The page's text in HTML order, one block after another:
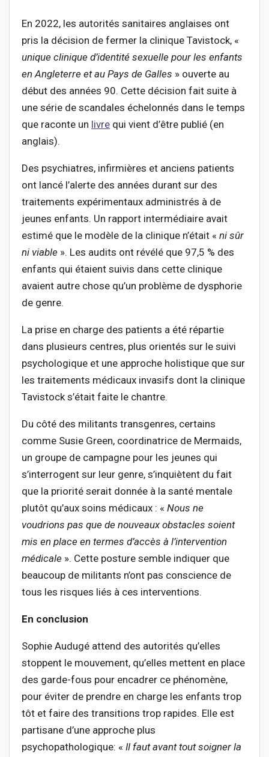
En 2022, les autorités sanitaires anglaises ont
pris la décision de fermer la clinique Tavistock, «
unique clinique d’identité sexuelle pour les enfants
en Angleterre et au Pays de Galles » ouverte au
début des années 90. Cette décision fait suite à
une série de scandales échelonnés dans le temps
que raconte un livre qui vient d’être publié (en
anglais).
Des psychiatres, infirmières et anciens patients
ont lancé l’alerte des années durant sur des
traitements expérimentaux administrés à de
jeunes enfants. Un rapport intermédiaire avait
estimé que le modèle de la clinique n’était « ni sûr
ni viable ». Les audits ont révélé que 97,5 % des
enfants qui étaient suivis dans cette clinique
avaient autre chose qu’un problème de dysphorie
de genre.
La prise en charge des patients a été répartie
dans plusieurs centres, plus orientés sur le suivi
psychologique et une approche holistique que sur
les traitements médicaux invasifs dont la clinique
Tavistock s’était faite le chantre.
Du côté des militants transgenres, certains
comme Susie Green, coordinatrice de Mermaids,
un groupe de campagne pour les jeunes qui
s’interrogent sur leur genre, s’inquiètent du fait
que la priorité serait donnée à la santé mentale
plutôt qu’aux soins médicaux : « Nous ne
voudrions pas que de nouveaux obstacles soient
mis en place en termes d’accès à l’intervention
médicale ». Cette posture semble indiquer que
beaucoup de militants n’ont pas conscience de
tous les risques liés à ces interventions.
En conclusion
Sophie Audugé attend des autorités qu’elles
stoppent le mouvement, qu’elles mettent en place
des garde-fous pour encadrer ce phénomène,
pour éviter de prendre en charge les enfants trop
tôt et faire des transitions trop rapides. Elle est
partisane d’une approche plus
psychopathologique: « Il faut avant tout soigner la